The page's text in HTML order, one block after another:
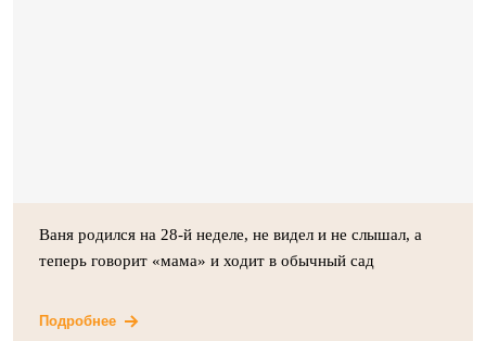
Ваня родился на 28-й неделе, не видел и не слышал, а
теперь говорит «мама» и ходит в обычный сад
Подробнее